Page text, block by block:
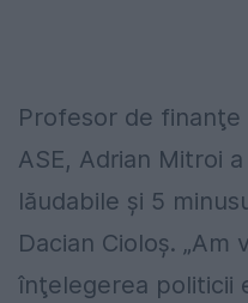
Profesor de
ASE, Adrian Mitroi
lăudabile şi 5
Dacian Cioloş. „Am
înţelegerea politicii